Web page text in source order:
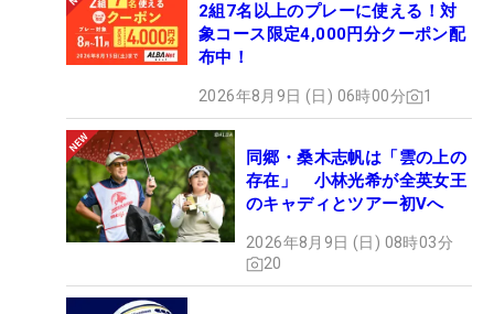
2組7名以上のプレーに使える！対
象コース限定4,000円分クーポン配
布中！
2026年8月9日 (日) 06時00分 1
同郷・桑木志帆は「雲の上の
存在」 小林光希が全英女王
のキャディとツアー初Vへ
2026年8月9日 (日) 08時03分
20